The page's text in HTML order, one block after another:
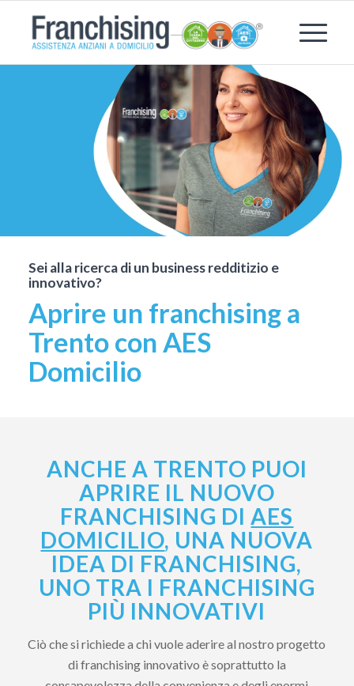
Sei alla ricerca di un business redditizio e
innovativo?
Aprire un franchising a
Trento con AES
Domicilio
ANCHE A TRENTO PUOI
APRIRE IL NUOVO
FRANCHISING DIAES
DOMICILIO, UNA NUOVA
IDEA DI FRANCHISING,
UNO TRA I FRANCHISING
PIÙ INNOVATIVI
Ciò che si richiede a chi vuole aderire al nostro progetto
di franchising innovativo è soprattutto la